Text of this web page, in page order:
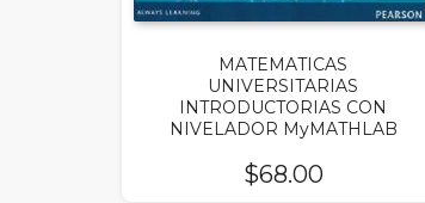
MATEMATICAS
UNIVERSITARIAS
INTRODUCTORIAS CON
NIVELADOR MyMATHLAB
$68.00